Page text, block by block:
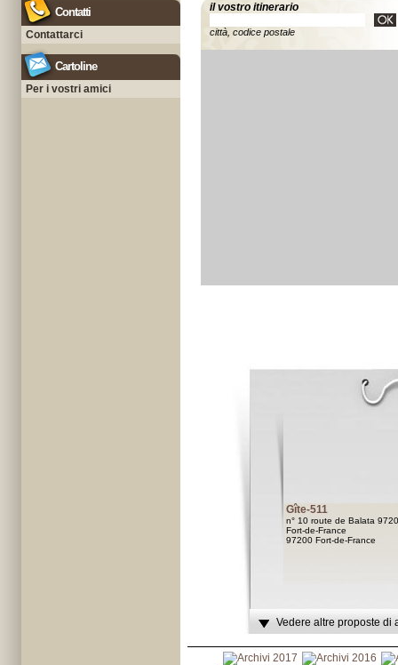
Contatti
Contattarci
Cartoline
Per i vostri amici
il vostro itinerario
città, codice postale
Gîte-511
n° 10 route de Balata
Fort-de-France
97200 Fort-de-France
Vedere altre proposte di